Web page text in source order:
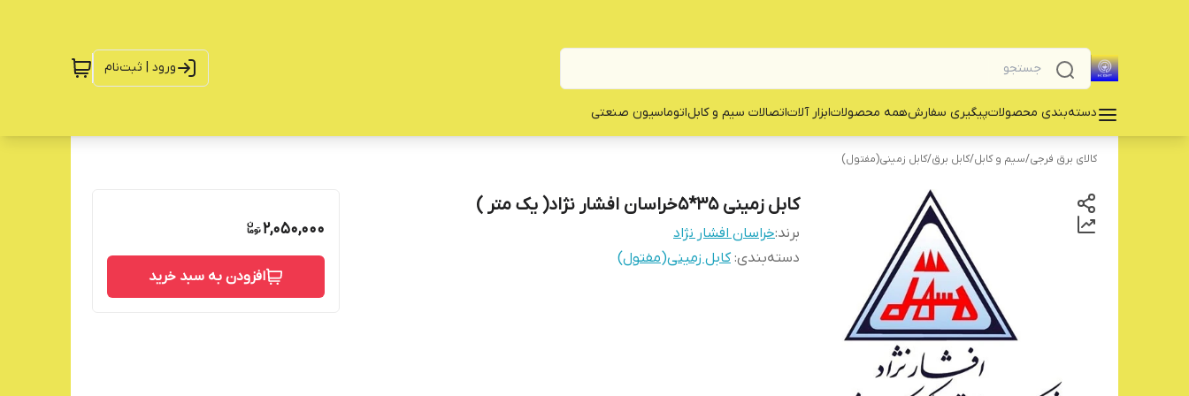
ورود | ثبت‌نام
دسته‌بندی محصولاتپیگیری سفارشهمه محصولات‌ابزار آلاتاتصالات سیم و کابلاتوماسیون صنعتی
کالای برق فرجی/سیم و کابل/کابل برق/کابل زمینی(مفتول)
کابل زمینی 35*5خراسان افشار نژاد( یک متر )
برند:خراسان افشار نژاد
دسته‌بندی:کابل زمینی(مفتول)
2,050,000
افزودن به سبد خرید